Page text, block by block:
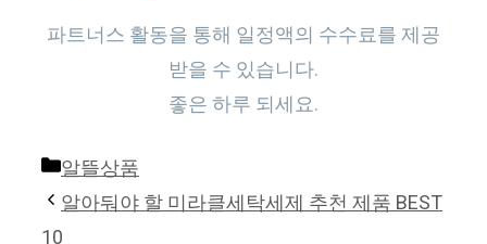
파트너스 활동을 통해 일정액의 수수료를 제공
받을 수 있습니다.
좋은 하루 되세요.
Categories
알뜰상품
알아둬야 할 미라클세탁세제 추천 제품 BEST